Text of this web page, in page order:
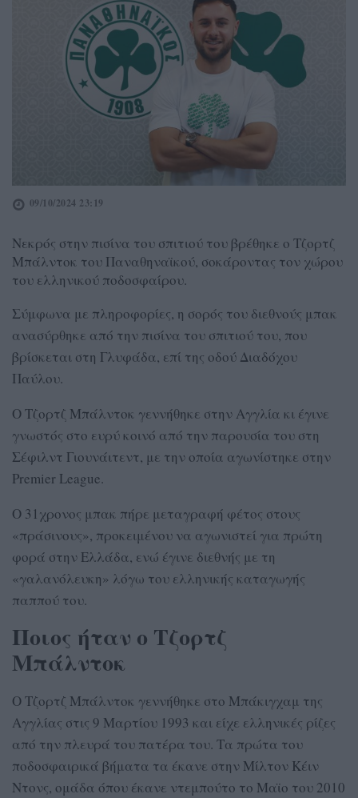
09/10/2024 23:19
Νεκρός στην πισίνα του σπιτιού του βρέθηκε ο Τζορτζ
Μπάλντοκ του Παναθηναϊκού, σοκάροντας τον χώρου
του ελληνικού ποδοσφαίρου.
Σύμφωνα με πληροφορίες, η σορός του διεθνούς μπακ
ανασύρθηκε από την πισίνα του σπιτιού του, που
βρίσκεται στη Γλυφάδα, επί της οδού Διαδόχου
Παύλου.
Ο Τζορτζ Μπάλντοκ γεννήθηκε στην Αγγλία κι έγινε
γνωστός στο ευρύ κοινό από την παρουσία του στη
Σέφιλντ Γιουνάιτεντ, με την οποία αγωνίστηκε στην
Premier League.
Ο 31χρονος μπακ πήρε μεταγραφή φέτος στους
«πράσινους», προκειμένου να αγωνιστεί για πρώτη
φορά στην Ελλάδα, ενώ έγινε διεθνής με τη
«γαλανόλευκη» λόγω του ελληνικής καταγωγής
παππού του.
Ποιος ήταν ο Τζορτζ
Μπάλντοκ
O Τζορτζ Μπάλντοκ γεννήθηκε στο Μπάκιγχαμ της
Αγγλίας στις 9 Μαρτίου 1993 και είχε ελληνικές ρίζες
από την πλευρά του πατέρα του. Τα πρώτα του
ποδοσφαιρικά βήματα τα έκανε στην Μίλτον Κέιν
Ντονς, ομάδα όπου έκανε ντεμπούτο το Μαϊο του 2010